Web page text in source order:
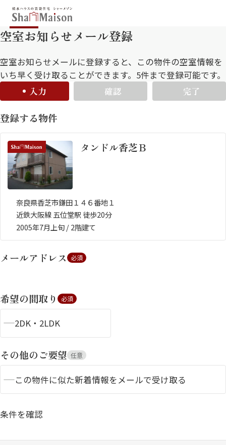
保存した条件
お気に入り
北海道
中部
九州
市区郡・路線・駅から探す
通勤・通学時間から探す
人気のカテゴリから探す
シャーメゾンとは
ルームツアー
空室お知らせメール登録
空室お知らせメールに登録すると、この物件の空室情報を
いち早く受け取ることができます。5件まで登録可能です。
入力
確認 完了
登録する物件
タンドル香芝Ｂ
奈良県香芝市鎌田１４６番地１
近鉄大阪線 五位堂駅 徒歩20分
2005年7月上旬 / 2階建て
メールアドレス 必須
希望の間取り 必須
2DK・2LDK
その他のご要望 任意
この物件に似た新着情報をメールで受け取る
条件を確認